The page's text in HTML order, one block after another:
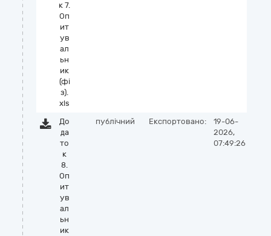
к 7.
Оп
ит
ув
ал
ьн
ик
(фі
з).
xls
До
да
то
к
8.
Оп
ит
ув
ал
ьн
ик
публічний Експортовано:
19-06-
2026,
07:49:26